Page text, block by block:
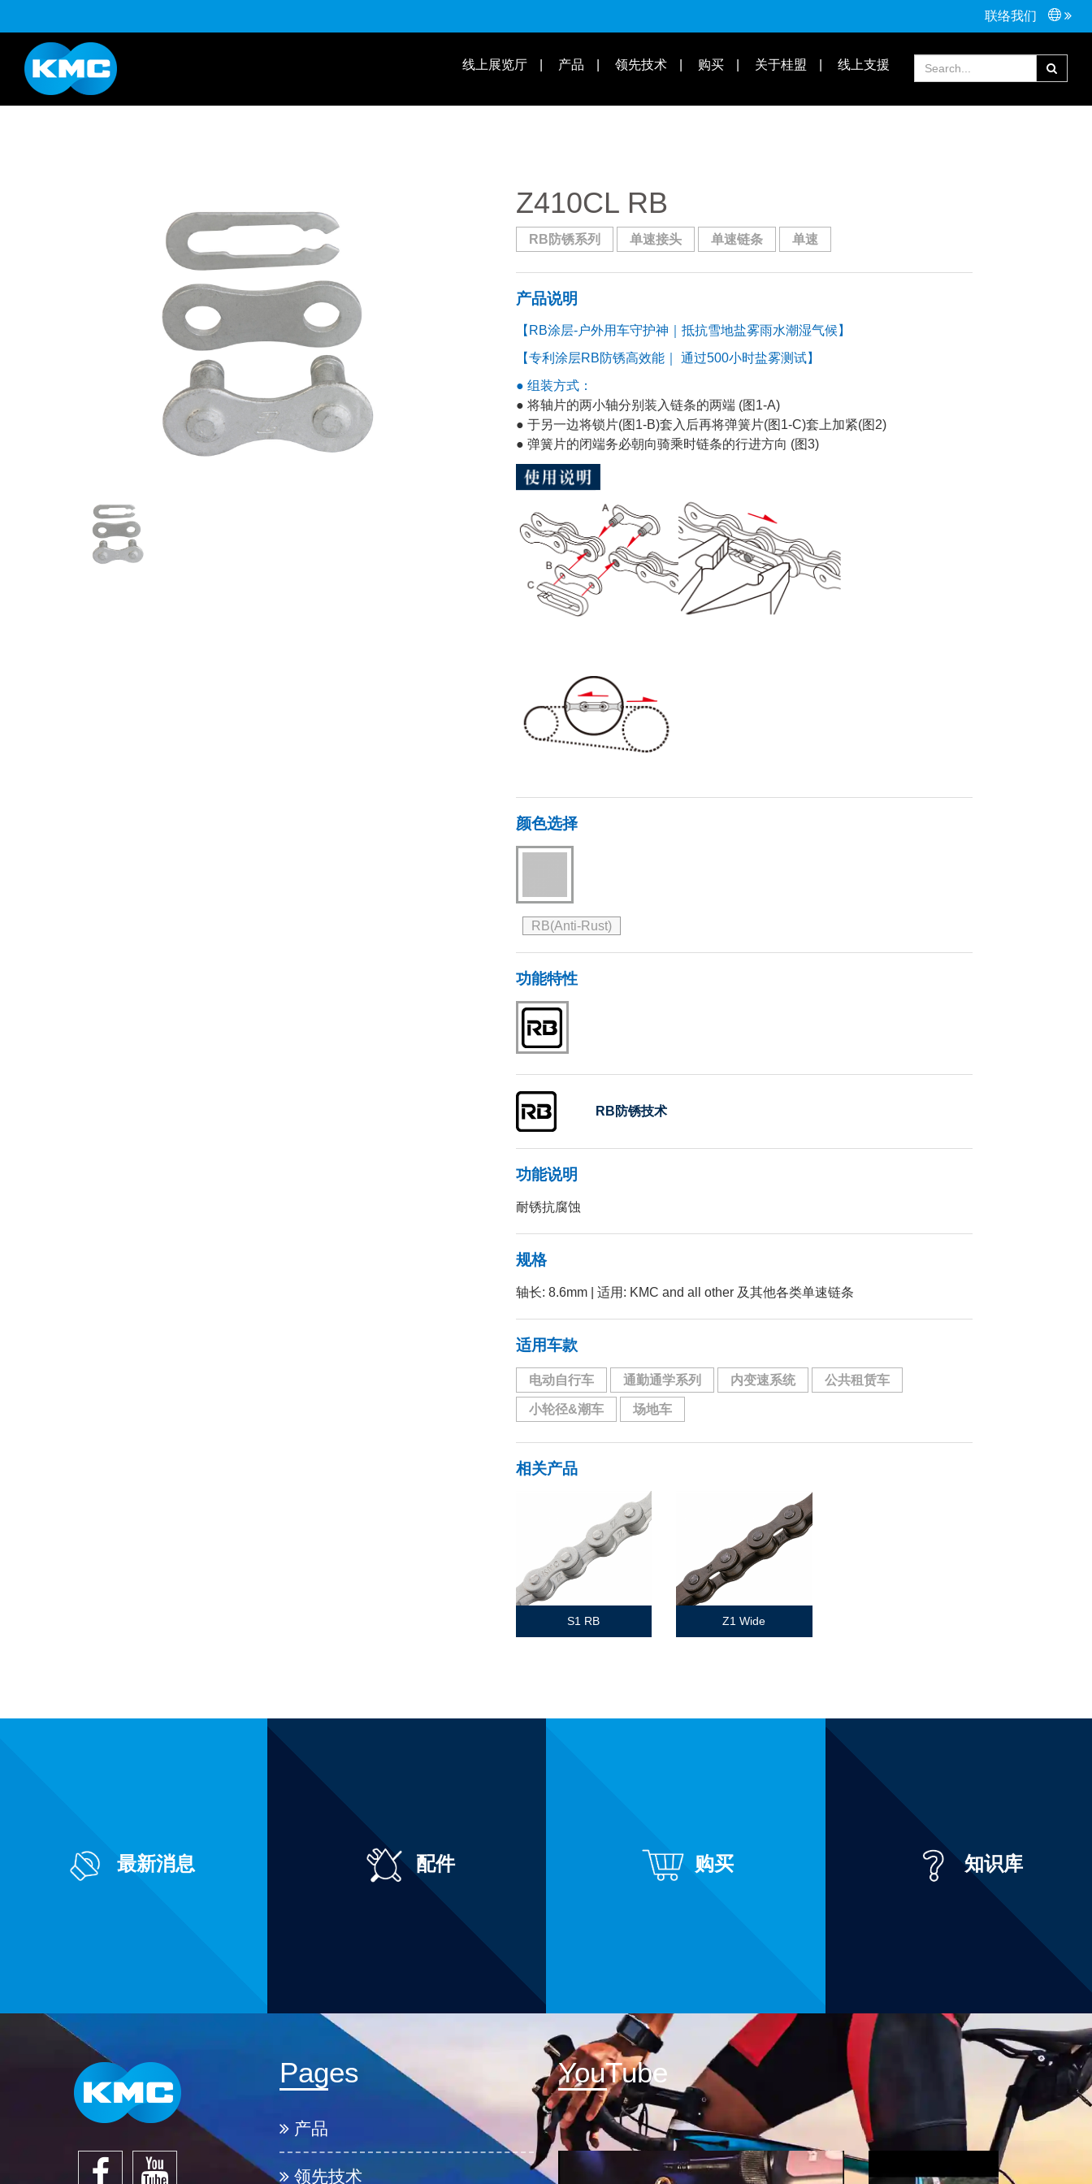
联络我们
线上支援
关于桂盟
购买
领先技术
产品
线上展览厅
Tools手工具
K系列 适用车款
YouTube 操作教学 | 知识库 常见问题
Z410CL RB
RB防锈系列 单速接头 单速链条 单速
产品说明
【RB涂层-户外用车守护神｜抵抗雪地盐雾雨水潮湿气候】
【专利涂层RB防锈高效能｜ 通过500小时盐雾测试】
● 组装方式：
● 将轴片的两小轴分别装入链条的两端 (图1-A)
● 于另一边将锁片(图1-B)套入后再将弹簧片(图1-C)套上加紧(图2)
● 弹簧片的闭端务必朝向骑乘时链条的行进方向 (图3)
颜色选择
RB(Anti-Rust)
功能特性
RB防锈技术
功能说明
耐锈抗腐蚀
规格
轴长: 8.6mm | 适用: KMC and all other 及其他各类单速链条
适用车款
电动自行车 通勤通学系列 内变速系统 公共租赁车
小轮径&潮车 场地车
相关产品
S1 RB Z1 Wide
最新消息 配件 购买 知识库
Pages
产品
领先技术
YouTube